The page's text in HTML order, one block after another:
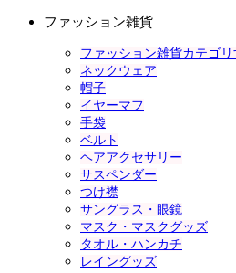
ファッション雑貨
ファッション雑貨カテゴリ
ネックウェア
帽子
イヤーマフ
手袋
ベルト
ヘアアクセサリー
サスペンダー
つけ襟
サングラス・眼鏡
マスク・マスクグッズ
タオル・ハンカチ
レイングッズ